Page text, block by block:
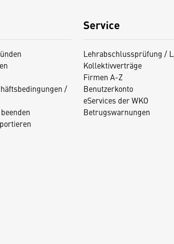
/
Service
Lehrabschlussprüfung /
Kollektivverträge
Firmen A-Z
Benutzerkonto
eServices der WKO
Betrugswarnungen